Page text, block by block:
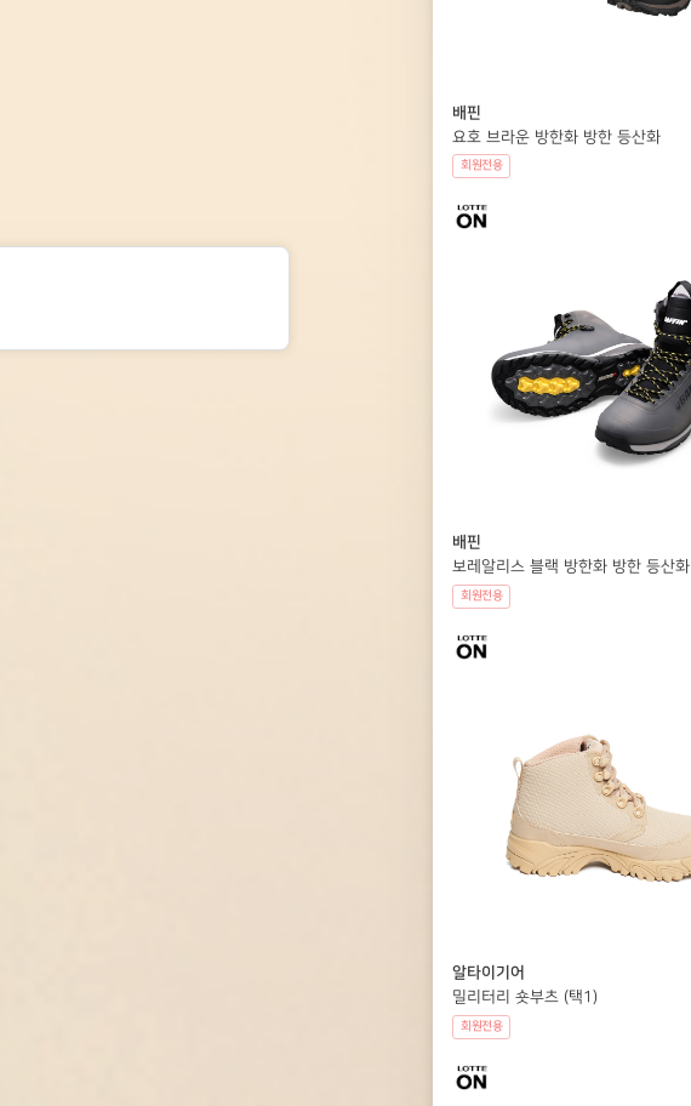
배핀
요호 브라운 방한화 방한 등산화
회원전용
배핀
보레알리스 블랙 방한화 방한 등산화
회원전용
알타이기어
밀리터리 숏부츠 (택1)
회원전용